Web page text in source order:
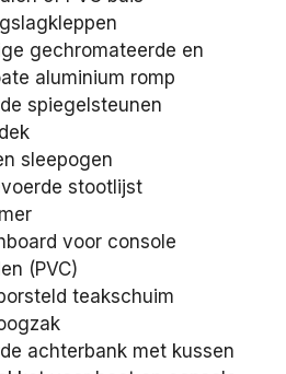
gechromateerde en
aluminium romp
spiegelsteunen
sleepogen
stootlijst
voor console
(PVC)
teakschuim
achterbank met kussen